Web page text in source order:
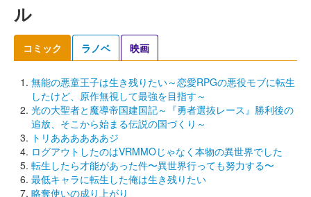
ル
コミック ラノベ 映画
無能の悪童王子は生き残りたい～恋愛RPGの悪役モブに転生
したけど、原作無視して最強を目指す～
光の大聖者と魔導帝国建国記～『勇者選抜レース』勝利後の
追放、そこから始まる伝説の国づくり～
トリああああああジ
ログアウトしたのはVRMMOじゃなく本物の異世界でした
転生したら才能があった件〜異世界行っても努力する〜
最低キャラに転生した俺は生き残りたい
略奪使いの成り上がり